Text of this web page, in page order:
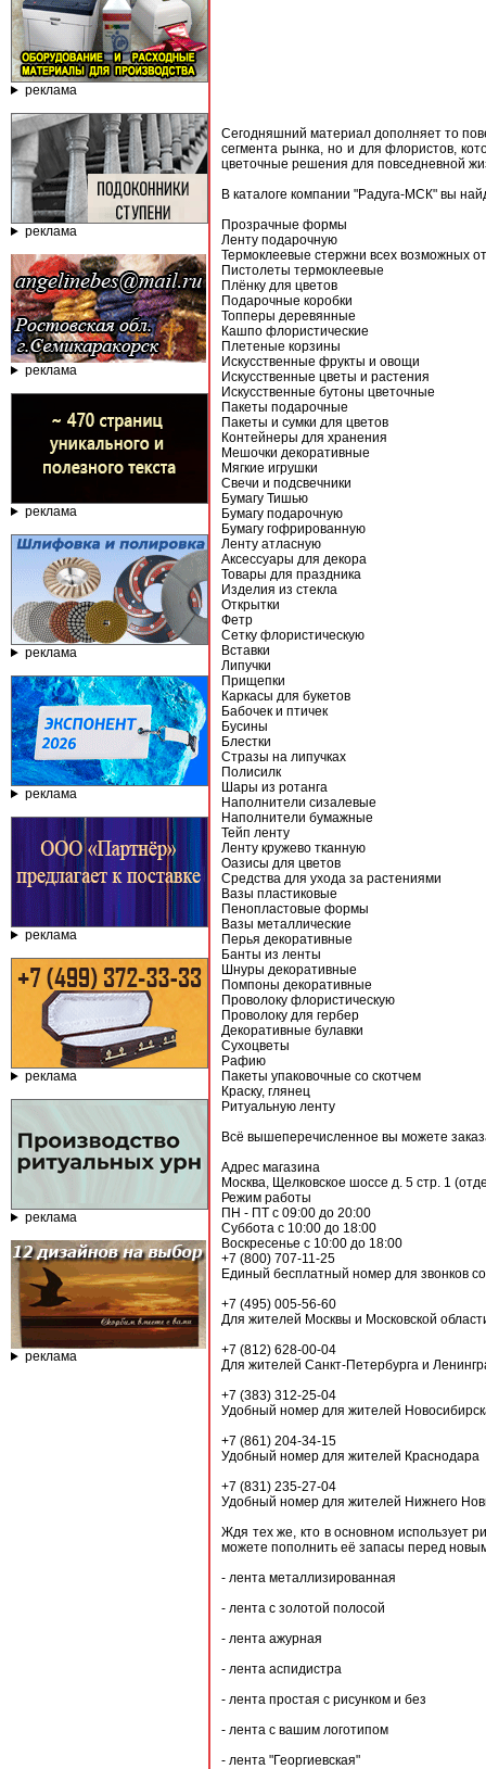
реклама
реклама
реклама
реклама
реклама
реклама
реклама
реклама
реклама
реклама
Сегодняшний материал дополняет то
сегмента рынка, но и для флористов,
цветочные решения для повседневной
В каталоге компании "Радуга-МСК" вы
Прозрачные формы
Ленту подарочную
Термоклеевые стержни всех возможных
Пистолеты термоклеевые
Плёнку для цветов
Подарочные коробки
Топперы деревянные
Кашпо флористические
Плетеные корзины
Искусственные фрукты и овощи
Искусственные цветы и растения
Искусственные бутоны цветочные
Пакеты подарочные
Пакеты и сумки для цветов
Контейнеры для хранения
Мешочки декоративные
Мягкие игрушки
Свечи и подсвечники
Бумагу Тишью
Бумагу подарочную
Бумагу гофрированную
Ленту атласную
Аксессуары для декора
Товары для праздника
Изделия из стекла
Открытки
Фетр
Сетку флористическую
Вставки
Липучки
Прищепки
Каркасы для букетов
Бабочек и птичек
Бусины
Блестки
Стразы на липучках
Полисилк
Шары из ротанга
Наполнители сизалевые
Наполнители бумажные
Тейп ленту
Ленту кружево тканную
Оазисы для цветов
Средства для ухода за растениями
Вазы пластиковые
Пенопластовые формы
Вазы металлические
Перья декоративные
Банты из ленты
Шнуры декоративные
Помпоны декоративные
Проволоку флористическую
Проволоку для гербер
Декоративные булавки
Сухоцветы
Рафию
Пакеты упаковочные со скотчем
Краску, глянец
Ритуальную ленту
Всё вышеперечисленное вы можете
Адрес магазина
Москва, Щелковское шоссе д. 5 стр. 1
Режим работы
ПН - ПТ с 09:00 до 20:00
Суббота с 10:00 до 18:00
Воскресенье с 10:00 до 18:00
+7 (800) 707-11-25
Единый бесплатный номер для звонков
+7 (495) 005-56-60
Для жителей Москвы и Московской
+7 (812) 628-00-04
Для жителей Санкт-Петербурга и
+7 (383) 312-25-04
Удобный номер для жителей
+7 (861) 204-34-15
Удобный номер для жителей Краснодара
+7 (831) 235-27-04
Удобный номер для жителей Нижнего
Ждя тех же, кто в основном использует
можете пополнить её запасы перед
- лента металлизированная
- лента с золотой полосой
- лента ажурная
- лента аспидистра
- лента простая с рисунком и без
- лента с вашим логотипом
- лента "Георгиевская"